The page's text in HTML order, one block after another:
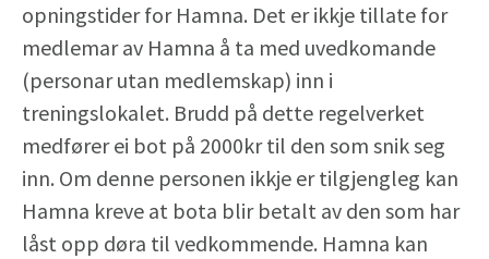
opningstider for Hamna. Det er ikkje tillate for
medlemar av Hamna å ta med uvedkomande
(personar utan medlemskap) inn i
treningslokalet. Brudd på dette regelverket
medfører ei bot på 2000kr til den som snik seg
inn. Om denne personen ikkje er tilgjengleg kan
Hamna kreve at bota blir betalt av den som har
låst opp døra til vedkommende. Hamna kan